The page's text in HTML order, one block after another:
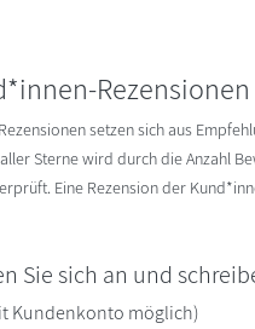
Rezensionen
setzen sich aus
Sterne wird durch die Anzahl
Eine Rezension der
Sie sich an und
Kundenkonto möglich)